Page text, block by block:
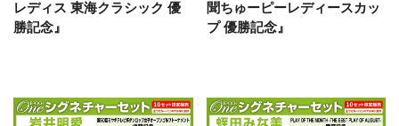
レディス 東海クラシック 優
勝記念』
聞ちゅーピーレディースカッ
プ 優勝記念』